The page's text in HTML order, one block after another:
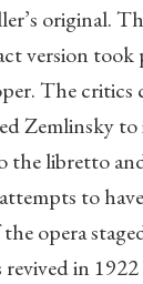
original.
version took
The critics
Zemlinsky
the libretto
to
opera
revived in